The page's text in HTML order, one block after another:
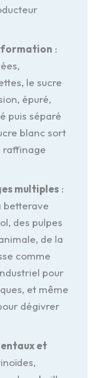
:
le sucre
épuré,
puis séparé
blanc sort
raffinage
multiples:
betterave
des pulpes
de la
comme
pour
et même
dégivrer
et